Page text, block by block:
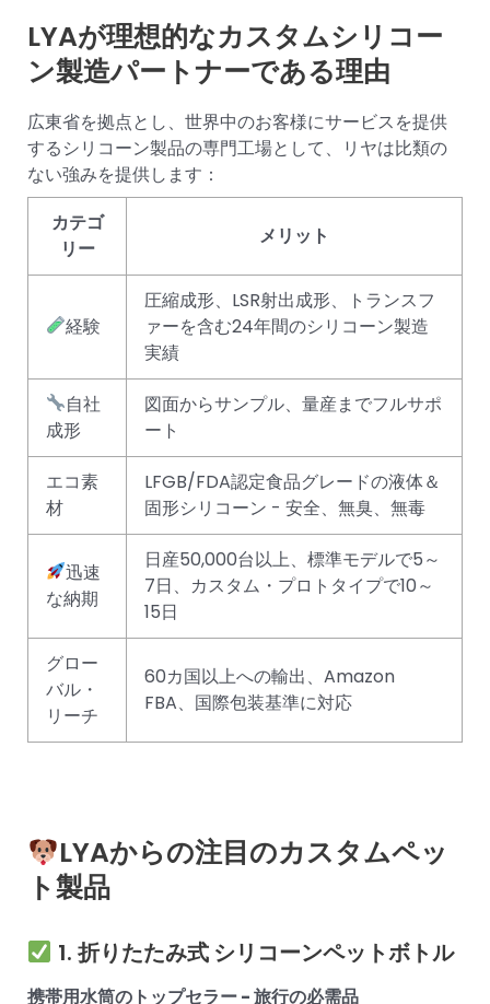
LYAが理想的なカスタムシリコー
ン製造パートナーである理由
広東省を拠点とし、世界中のお客様にサービスを提供
するシリコーン製品の専門工場として、リヤは比類の
ない強みを提供します：
カテゴ
リー
メリット
経験
圧縮成形、LSR射出成形、トランスフ
ァーを含む24年間のシリコーン製造
実績
自社
成形
図面からサンプル、量産までフルサポ
ート
エコ素
材
LFGB/FDA認定食品グレードの液体＆
固形シリコーン - 安全、無臭、無毒
迅速
な納期
日産50,000台以上、標準モデルで5～
7日、カスタム・プロトタイプで10～
15日
グロー
バル・
リーチ
60カ国以上への輸出、Amazon
FBA、国際包装基準に対応
LYAからの注目のカスタムペッ
ト製品
1. 折りたたみ式 シリコーンペットボトル
携帯用水筒のトップセラー - 旅行の必需品